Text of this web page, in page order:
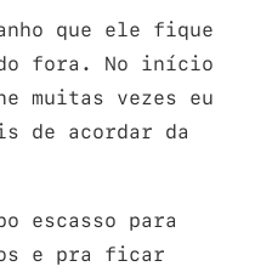
que ele fique
fora. No início
muitas vezes eu
de acordar da
escasso para
e pra ficar